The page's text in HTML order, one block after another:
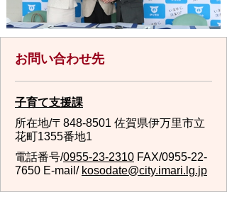
お問い合わせ先
子育て支援課
所在地/〒848-8501 佐賀県伊万里市立
花町1355番地1
電話番号/0955-23-2310 FAX/0955-22-
7650 E-mail/ kosodate@city.imari.lg.jp